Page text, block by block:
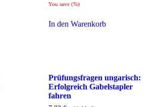
You save (%)
In den Warenkorb
Prüfungsfragen ungarisch:
Erfolgreich Gabelstapler
fahren